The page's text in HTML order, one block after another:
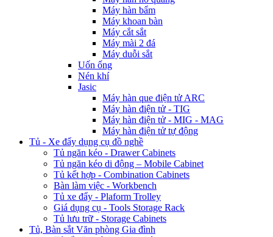
Máy hàn bẩm
Máy khoan bàn
Máy cắt sắt
Máy mài 2 đá
Máy duỗi sắt
Uốn ống
Nén khí
Jasic
Máy hàn que điện tử ARC
Máy hàn điện tử - TIG
Máy hàn điện tử - MIG - MAG
Máy hàn điện tử tự động
Tủ - Xe đẩy dụng cụ đồ nghề
Tủ ngăn kéo - Drawer Cabinets
Tủ ngăn kéo di động – Mobile Cabinet
Tủ kết hợp - Combination Cabinets
Bàn làm việc - Workbench
Tủ xe đẩy - Plaform Trolley
Giá dụng cụ - Tools Storage Rack
Tủ lưu trữ - Storage Cabinets
Tủ, Bàn sắt Văn phòng Gia đình